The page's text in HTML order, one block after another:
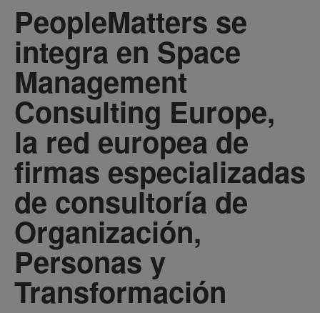
PeopleMatters se
integra en Space
Management
Consulting Europe,
la red europea de
firmas especializadas
de consultoría de
Organización,
Personas y
Transformación